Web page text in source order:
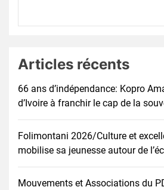
Articles récents
66 ans d’indépendance: Kopro
d’Ivoire à franchir le cap de la
Folimontani 2026/Culture et
mobilise sa jeunesse autour de
Mouvements et Associations du